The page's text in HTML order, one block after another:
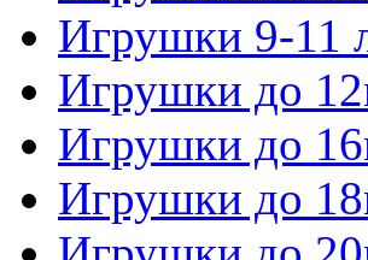
Игрушки 9-11
Игрушки до
Игрушки до
Игрушки до